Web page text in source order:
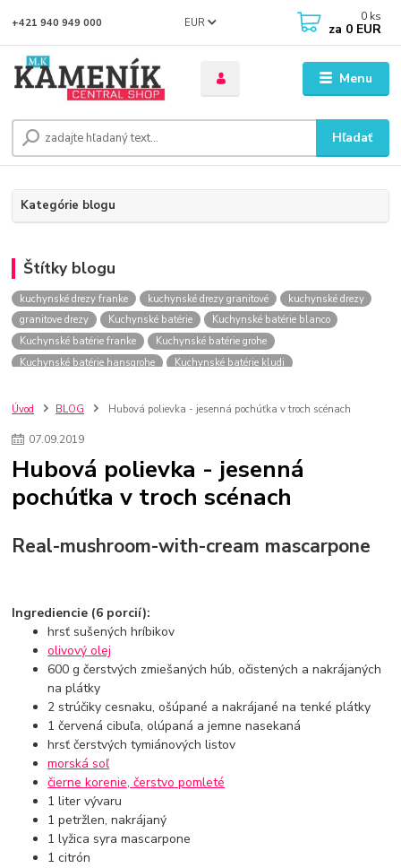
Menu
EUR
Hľadať
+421 940 949 000 0 ks
za 0 EUR
Kategórie blogu
Štítky blogu
kuchynské drezy franke kuchynské drezy granitové
kuchynské drezy
granitove drezy
Kuchynské batérie
Kuchynské batérie blanco
Kuchynské batérie franke
Kuchynské batérie grohe
Kuchynské batérie hansgrohe
Kuchynské batérie kludi
kuchynské batérie sagittarius
kuchynské batérie
vodovodné batérie
kuchynské drezy sety
kúpelňové batérie
vodovodné batérie do kúpelne kuchynske
bidetové batérie
vaňové batérie
sprchové batérie
Umývadlá
Rohové umývadlá
Zlaté umývadlá
retro kúpeľne
Nákup tovaru pre firmy bez DPH
szco nakup bez dph nakupovanie na firmu bez dph
nákup bez dph v eu ň
Úvod BLOG Hubová polievka - jesenná pochúťka v troch scénach
07.09.2019
Hubová polievka - jesenná
pochúťka v troch scénach
Real-mushroom-with-cream mascarpone
Ingrediencie (6 porcií):
hrsť sušených hríbikov
olivový olej
600 g čerstvých zmiešaných húb, očistených a nakrájaných
na plátky
2 strúčiky cesnaku, ošúpané a nakrájané na tenké plátky
1 červená cibuľa, olúpaná a jemne nasekaná
hrsť čerstvých tymiánových listov
morská soľ
čierne korenie, čerstvo pomleté
1 liter vývaru
1 petržlen, nakrájaný
1 lyžica syra mascarpone
1 citrón